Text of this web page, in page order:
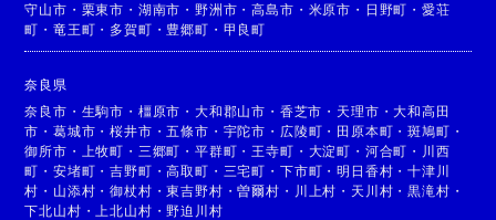
守山市 ・ 栗東市 ・ 湖南市 ・野洲市 ・高島市 ・ 米原市 ・ 日野町 ・ 愛荘
町 ・竜王町 ・ 多賀町 ・ 豊郷町 ・ 甲良町
奈良県
奈良市 ・ 生駒市 ・ 橿原市 ・大和郡山市 ・ 香芝市 ・ 天理市 ・大和高田
市 ・葛城市 ・桜井市 ・五條市 ・ 宇陀市 ・ 広陵町 ・ 田原本町 ・斑鳩町 ・
御所市 ・ 上牧町 ・ 三郷町 ・平群町 ・ 王寺町 ・ 大淀町 ・ 河合町 ・ 川西
町 ・安堵町 ・吉野町 ・高取町 ・ 三宅町 ・ 下市町 ・明日香村 ・十津川
村 ・ 山添村 ・御杖村 ・東吉野村 ・曽爾村 ・ 川上村 ・ 天川村 ・黒滝村 ・
下北山村 ・ 上北山村 ・野迫川村